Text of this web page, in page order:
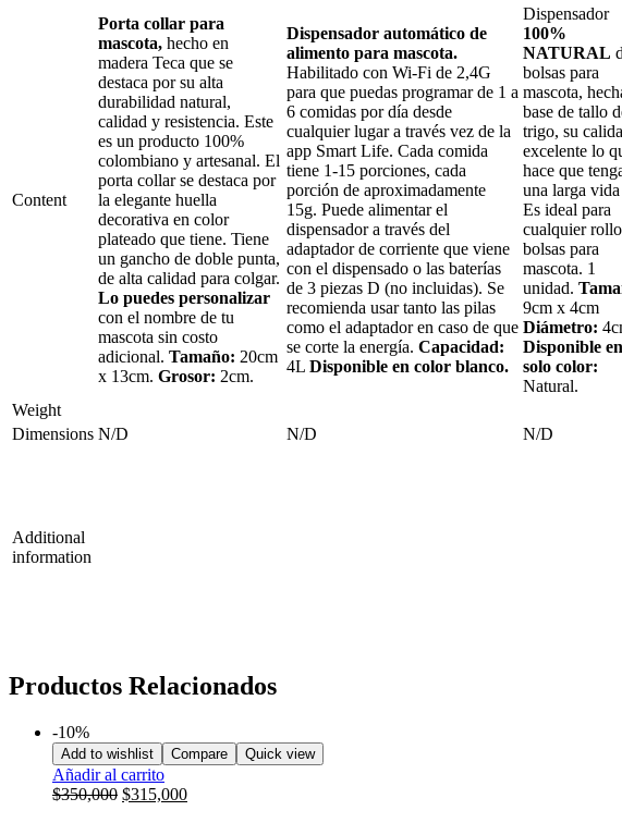
Content
Porta collar para
mascota, hecho en
madera Teca que se
destaca por su alta
durabilidad natural,
calidad y resistencia. Este
es un producto 100%
colombiano y artesanal. El
porta collar se destaca por
la elegante huella
decorativa en color
plateado que tiene. Tiene
un gancho de doble punta,
de alta calidad para colgar.
Lo puedes personalizar
con el nombre de tu
mascota sin costo
adicional. Tamaño: 20cm
x 13cm. Grosor: 2cm.
Dispensador automático de
alimento para mascota.
Habilitado con Wi-Fi de 2,4G
para que puedas programar de 1 a
6 comidas por día desde
cualquier lugar a través vez de la
app Smart Life. Cada comida
tiene 1-15 porciones, cada
porción de aproximadamente
15g. Puede alimentar el
dispensador a través del
adaptador de corriente que viene
con el dispensado o las baterías
de 3 piezas D (no incluidas). Se
recomienda usar tanto las pilas
como el adaptador en caso de que
se corte la energía. Capacidad:
4L Disponible en color blanco.
Dispensador
100%
NATURAL
bolsas para
mascota,
base de tallo
trigo, su
excelente lo
hace que
una larga
Es ideal para
cualquier
bolsas para
mascota. 1
unidad.
9cm x 4cm
Diámetro:
Disponible
solo color:
Natural.
Weight
Dimensions N/D N/D N/D
Additional
information
Productos Relacionados
-10%
Add to wishlist Compare Quick view
Añadir al carrito
$350,000 $315,000